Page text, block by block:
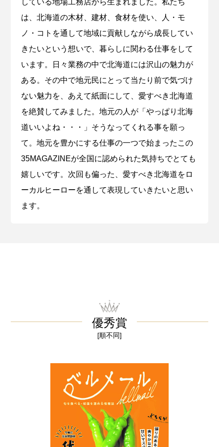
している地場工務店から生まれました。私たち
は、北海道の木材、建材、食材を使い、人・モ
ノ・コトを通して地域に貢献しながら成長してい
きたいという想いで、暮らしに関わる仕事をして
います。日々業務の中で北海道には沢山の魅力が
ある。その中で地元民にとって当たり前で気づけ
ない魅力を、あえて紙面にして、愛すべき北海道
を絶賛してみました。地元の人が「やっぱり北海
道いいよね・・・」そうなってくれる事を願っ
て。地元を豊かにする仕事の一つで始まったこの
35MAGAZINEが全国に認められた気持ちでとても
嬉しいです。次回も偏った、愛すべき北海道をロ
ーカルヒーローを通して表現していきたいと思い
ます。
優秀賞
[順不同]